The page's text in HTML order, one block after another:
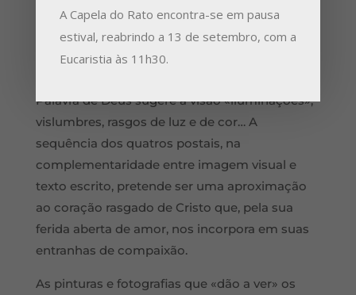
meditação um trecho da Encíclica, a motivar a
sua leitura completa. A imagem pretende ser
uma proposta/sugestão de contemplação e de
Palavra de Deus sugere à visão «iluminações»,
vislumbres, rasgos de luz e de cor… A
sequência dos quatros postais, na
complementaridade entre imagem visual e
texto escrito, pretende ser uma aproximação
ao coração rasgado de Cristo que, pela sua
ferida aberta de amor, nos incorpora em suas
entranhas de compaixão.
As pinturas e fotografias que «dão a ver» os
A Capela do Rato encontra-se em pausa
estival, reabrindo a 13 de setembro, com a
Eucaristia às 11h30.